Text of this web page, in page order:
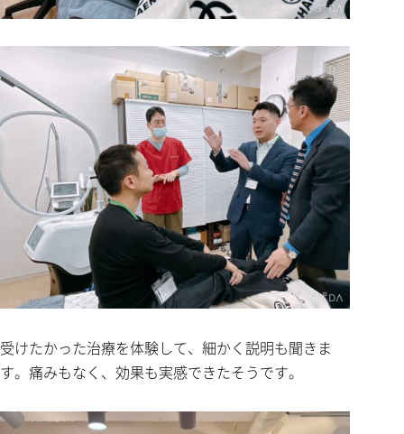
受けたかった治療を体験して、細かく説明も聞きま
す。痛みもなく、効果も実感できたそうです。